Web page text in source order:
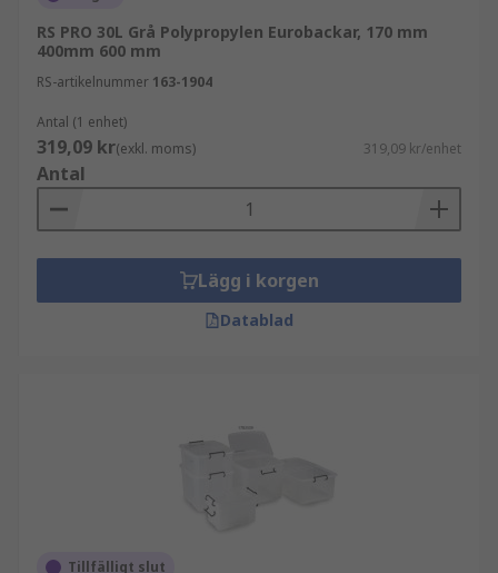
RS PRO 30L Grå Polypropylen Eurobackar, 170 mm
400mm 600 mm
RS-artikelnummer 163-1904
Antal (1 enhet)
319,09 kr(exkl. moms) 319,09 kr/enhet
Antal
Lägg i korgen
Datablad
Tillfälligt slut